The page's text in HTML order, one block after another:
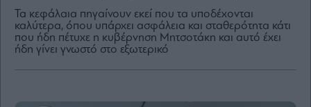
time.
This
site
is
protected
by
and
Policy
Τα κεφάλαια πηγαίνουν εκεί που τα υποδέχονται
καλύτερα, όπου υπάρχει ασφάλεια και σταθερότητα κάτι
που ήδη πέτυχε η κυβέρνηση Μητσοτάκη και αυτό έχει
ήδη γίνει γνωστό στο εξωτερικό